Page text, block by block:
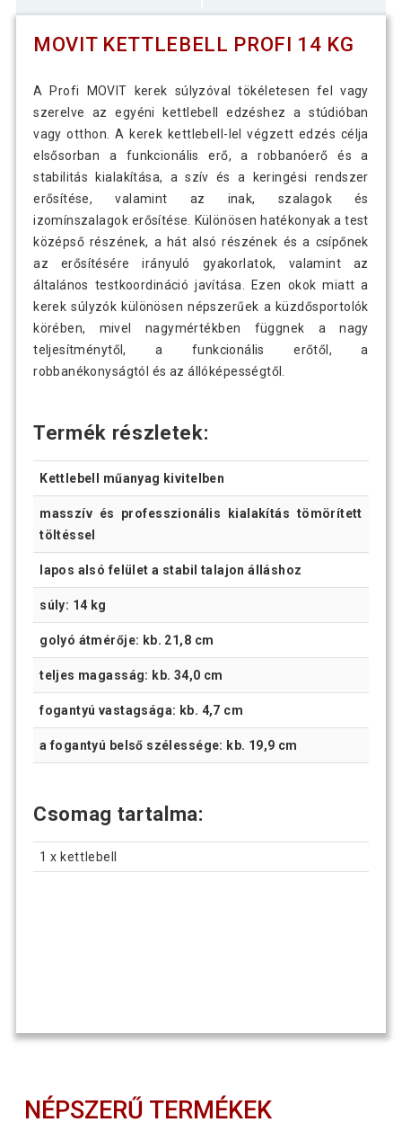
MOVIT KETTLEBELL PROFI 14 KG
A Profi MOVIT kerek súlyzóval tökéletesen fel vagy
szerelve az egyéni kettlebell edzéshez a stúdióban
vagy otthon. A kerek kettlebell-lel végzett edzés célja
elsősorban a funkcionális erő, a robbanóerő és a
stabilitás kialakítása, a szív és a keringési rendszer
erősítése, valamint az inak, szalagok és
izomínszalagok erősítése. Különösen hatékonyak a test
középső részének, a hát alsó részének és a csípőnek
az erősítésére irányuló gyakorlatok, valamint az
általános testkoordináció javítása. Ezen okok miatt a
kerek súlyzók különösen népszerűek a küzdősportolók
körében, mivel nagymértékben függnek a nagy
teljesítménytől, a funkcionális erőtől, a
robbanékonyságtól és az állóképességtől.
Termék részletek:
Kettlebell műanyag kivitelben
masszív és professzionális kialakítás tömörített
töltéssel
lapos alsó felület a stabil talajon álláshoz
súly: 14 kg
golyó átmérője: kb. 21,8 cm
teljes magasság: kb. 34,0 cm
fogantyú vastagsága: kb. 4,7 cm
a fogantyú belső szélessége: kb. 19,9 cm
Csomag tartalma:
1 x kettlebell
NÉPSZERŰ TERMÉKEK